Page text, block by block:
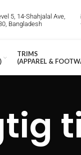
5, 14-Shahjalal Ave,
Bangladesh
TRIMS
(APPAREL &